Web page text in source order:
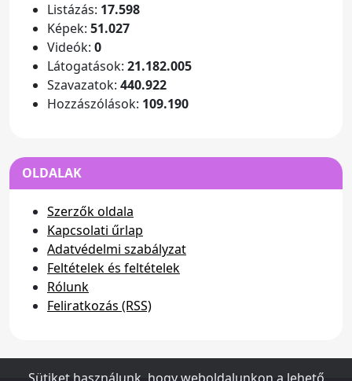
Listázás: 17.598
Képek: 51.027
Videók: 0
Látogatások: 21.182.005
Szavazatok: 440.922
Hozzászólások: 109.190
OLDALAK
Szerzők oldala
Kapcsolati űrlap
Adatvédelmi szabályzat
Feltételek és feltételek
Rólunk
Feliratkozás (RSS)